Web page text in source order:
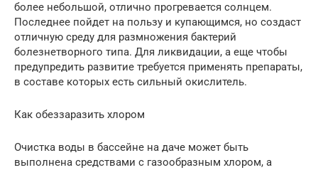
более небольшой, отлично прогревается солнцем.
Последнее пойдет на пользу и купающимся, но создаст
отличную среду для размножения бактерий
болезнетворного типа. Для ликвидации, а еще чтобы
предупредить развитие требуется применять препараты,
в составе которых есть сильный окислитель.
Как обеззаразить хлором
Очистка воды в бассейне на даче может быть
выполнена средствами с газообразным хлором, а